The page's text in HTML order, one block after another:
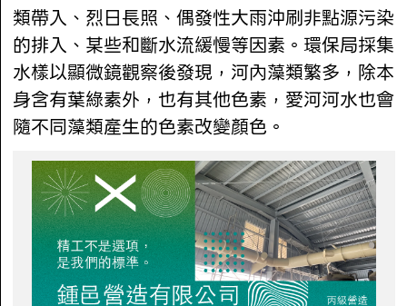
類帶入、烈日長照、偶發性大雨沖刷非點源污染
的排入、某些和斷水流緩慢等因素。環保局採集
水樣以顯微鏡觀察後發現，河內藻類繁多，除本
身含有葉綠素外，也有其他色素，愛河河水也會
隨不同藻類產生的色素改變顏色。